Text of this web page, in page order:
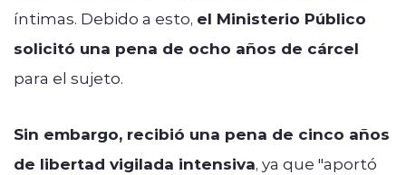
íntimas. Debido a esto, el Ministerio Público
solicitó una pena de ocho años de cárcel
para el sujeto.
Sin embargo, recibió una pena de cinco años
de libertad vigilada intensiva, ya que "aportó